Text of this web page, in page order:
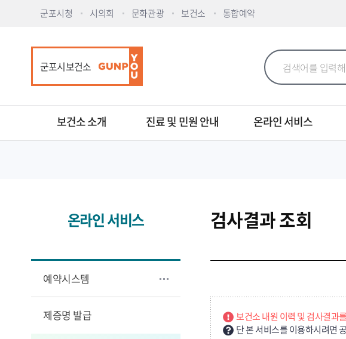
군포시청 시의회 문화관광 보건소 통합예약
군포시보건소
보건소 소개 진료 및 민원 안내 온라인 서비스
온라인 서비스
예약시스템
제증명 발급
검사결과 조회
보건소 내원 이력 및 검사결과
단 본 서비스를 이용하시려면